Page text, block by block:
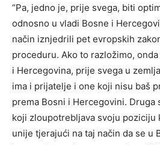
“Pa, jedno je, prije svega, biti
odnosno u vladi Bosne i
način iznjedrili pet evropskih
proceduru. Ako to razložimo,
i Hercegovina, prije svega u
ima i prijatelje i one koji nisu baš
prema Bosni i Hercegovini. Druga
koji zloupotrebljava svoju poziciju
unije tjerajući na taj način da se u